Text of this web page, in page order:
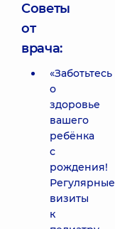
Советы
от
врача:
«Заботьтесь
о
здоровье
вашего
ребёнка
с
рождения!
Регулярные
визиты
к